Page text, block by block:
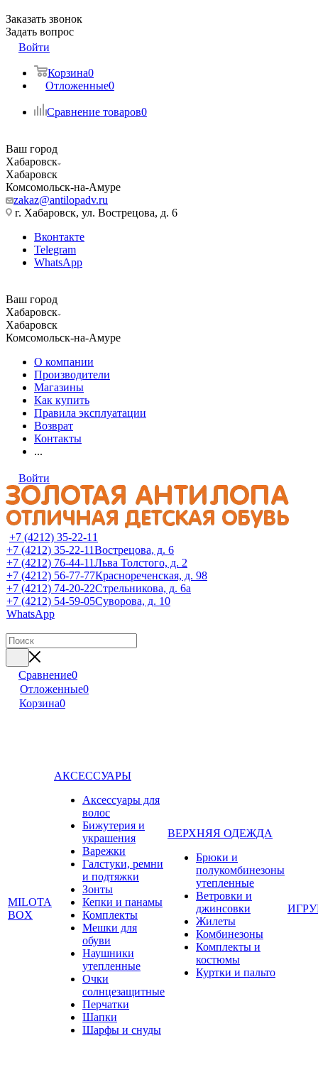
Заказать звонок
Задать вопрос
Войти
Корзина0
Отложенные0
Сравнение товаров0
Ваш город
Хабаровск
Хабаровск
Комсомольск-на-Амуре
zakaz@antilopadv.ru
г. Хабаровск, ул. Вострецова, д. 6
Вконтакте
Telegram
WhatsApp
Ваш город
Хабаровск
Хабаровск
Комсомольск-на-Амуре
О компании
Производители
Магазины
Как купить
Правила эксплуатации
Возврат
Контакты
...
Войти
+7 (4212) 35-22-11
+7 (4212) 35-22-11Вострецова, д. 6
+7 (4212) 76-44-11Льва Толстого, д. 2
+7 (4212) 56-77-77Краснореченская, д. 98
+7 (4212) 74-20-22Стрельникова, д. 6а
+7 (4212) 54-59-05Суворова, д. 10
WhatsApp
Сравнение0
Отложенные0
Корзина0
MILOTA
BOX
АКСЕССУАРЫ
Аксессуары для
волос
Бижутерия и
украшения
Варежки
Галстуки, ремни
и подтяжки
Зонты
Кепки и панамы
Комплекты
Мешки для
обуви
Наушники
утепленные
Очки
солнцезащитные
Перчатки
Шапки
Шарфы и снуды
ВЕРХНЯЯ ОДЕЖДА
Брюки и
полукомбинезоны
утепленные
Ветровки и
джинсовки
Жилеты
Комбинезоны
Комплекты и
костюмы
Куртки и пальто